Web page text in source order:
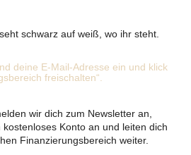
schwarz auf weiß, wo ihr steht.
deine E-Mail-Adresse ein und klick
freischalten“.
wir dich zum Newsletter an,
Konto an und leiten dich
Finanzierungsbereich weiter.